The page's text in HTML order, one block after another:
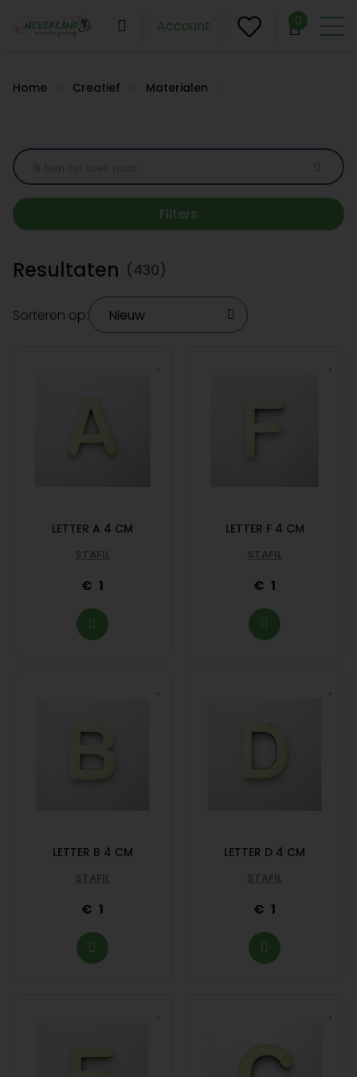
Account 0
Home Creatief Materialen
Filters
Resultaten (430)
Sorteren op:
LETTER A 4 CM
STAFIL
1
LETTER F 4 CM
STAFIL
1
LETTER B 4 CM
STAFIL
1
LETTER D 4 CM
STAFIL
1